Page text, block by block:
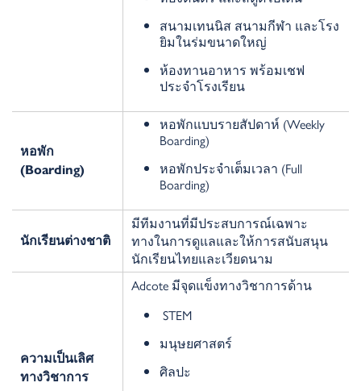
สนามเทนนิส สนามกีฬา และโรง
ยิมในร่มขนาดใหญ่
ห้องทานอาหาร พร้อมเชฟ
ประจำโรงเรียน
หอพัก
(Boarding)
หอพักแบบรายสัปดาห์ (Weekly
Boarding)
หอพักประจำเต็มเวลา (Full
Boarding)
นักเรียนต่างชาติ
มีทีมงานที่มีประสบการณ์เฉพาะ
ทางในการดูแลและให้การสนับสนุน
นักเรียนไทยและเวียดนาม
ความเป็นเลิศ
ทางวิชาการ
Adcote มีจุดแข็งทางวิชาการด้าน
STEM
มนุษยศาสตร์
ศิลปะ